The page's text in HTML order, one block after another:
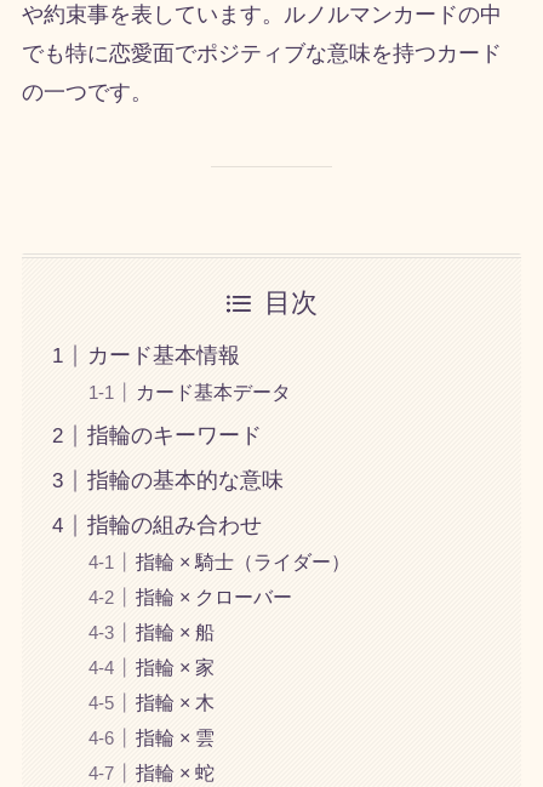
や約束事を表しています。ルノルマンカードの中
でも特に恋愛面でポジティブな意味を持つカード
の一つです。
目次
カード基本情報
カード基本データ
指輪のキーワード
指輪の基本的な意味
指輪の組み合わせ
指輪 × 騎士（ライダー）
指輪 × クローバー
指輪 × 船
指輪 × 家
指輪 × 木
指輪 × 雲
指輪 × 蛇